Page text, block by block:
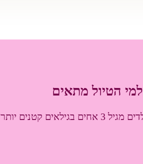
למי הטיול מתאים
הסיור מותאם לילדים מגיל 3 אחים בגילאים קטנים יותר